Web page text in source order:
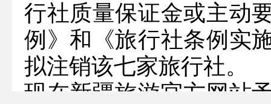
行社质量保证金或主动
例》和《旅行社条例实
拟注销该七家旅行社。
现在新疆旅游官方网站